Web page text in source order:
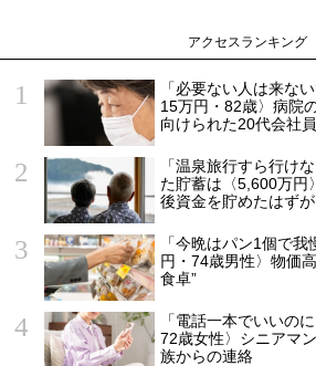
アクセスランキング
「必要ない人は来な
15万円・82歳〉病院
向けられた20代会社
「温泉旅行すら行け
た貯蓄は〈5,600万円
後資金を貯めたはず
「今晩はパン1個で
円・74歳男性〉物価
食卓”
「電話一本でいいの
72歳女性〉シニアマ
族からの連絡